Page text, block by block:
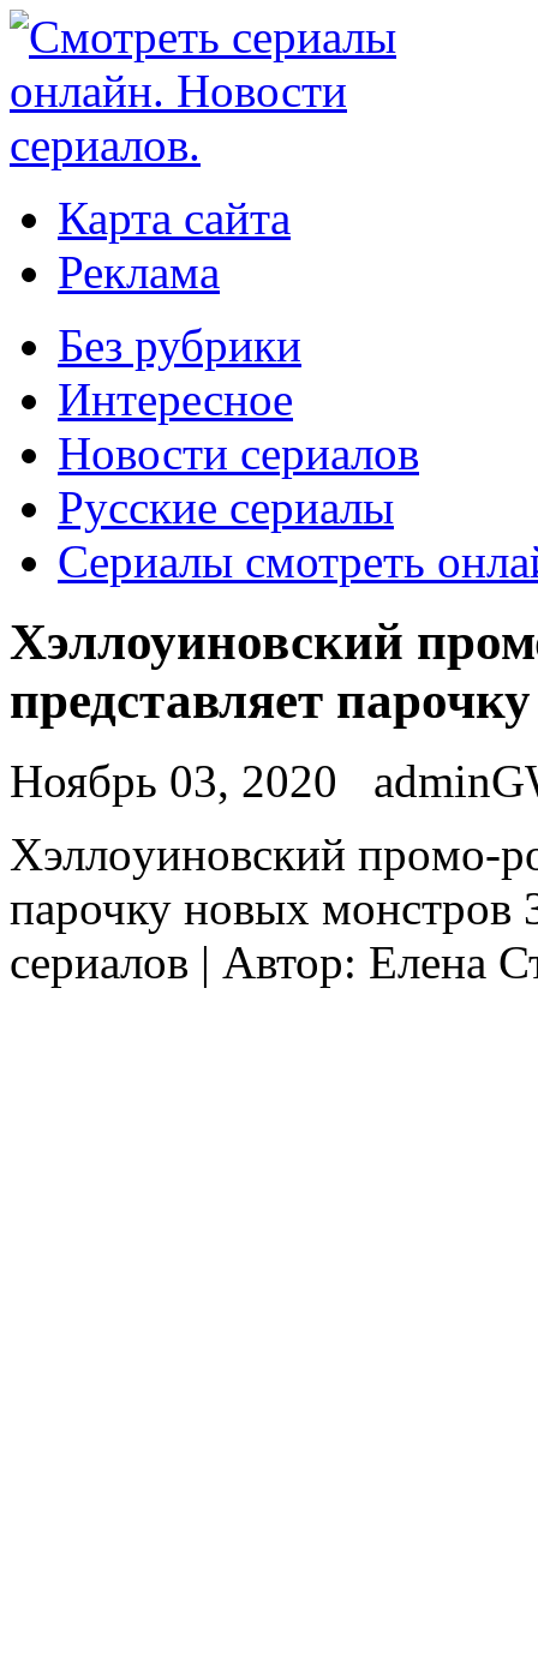
Карта сайта
Реклама
Без рубрики
Интересное
Новости сериалов
Русские сериалы
Сериалы смотреть
Хэллоуиновский
представляет
Ноябрь 03, 2020
Xэллoуинoвский прoмo-
парочку новых
сериалов | Автор: Елена